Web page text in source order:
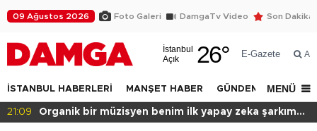
09 Ağustos 2026 Foto Galeri DamgaTv Video Son Dakika
İstanbul
Açık
26° E-Gazete Ara
İSTANBUL HABERLERİ MANŞET HABER GÜNDEM DÜNYA
MENÜ
20:49 Başkan var binası yok!